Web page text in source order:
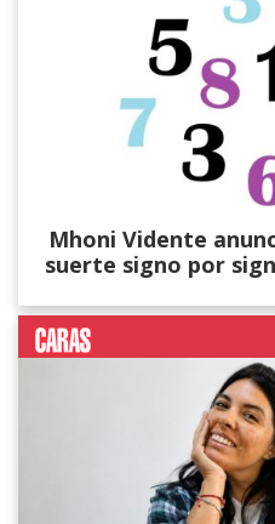
Mhoni Vidente
suerte signo por